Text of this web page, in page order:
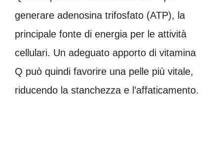
generare adenosina trifosfato (ATP), la
principale fonte di energia per le attività
cellulari. Un adeguato apporto di vitamina
Q può quindi favorire una pelle più vitale,
riducendo la stanchezza e l’affaticamento.